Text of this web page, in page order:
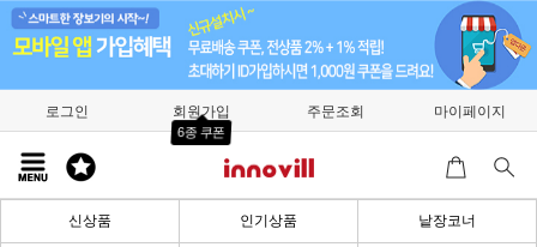
로그인 회원가입
6종 쿠폰
주문조회 마이페이지
신상품 인기상품 낱장코너